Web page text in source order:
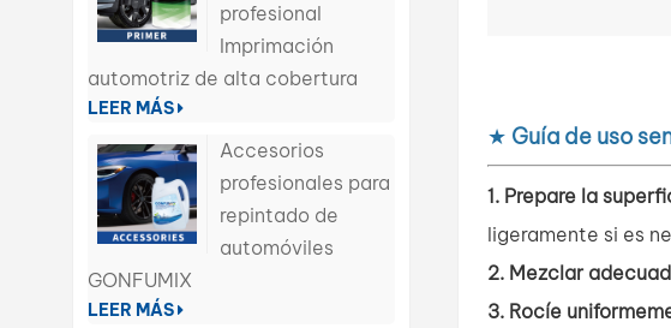
profesional
Imprimación
automotriz de alta cobertura
LEER MÁS
Accesorios
profesionales para
repintado de
automóviles
GONFUMIX
LEER MÁS
★ Guía de uso
1. Prepare la
ligeramente si es
2. Mezclar
3. Rocíe